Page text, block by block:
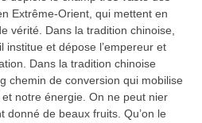
Extrême-Orient, qui mettent en
vérité. Dans la tradition chinoise,
institue et dépose l’empereur et
Dans la tradition chinoise
chemin de conversion qui mobilise
notre énergie. On ne peut nier
donné de beaux fruits. Qu’on le